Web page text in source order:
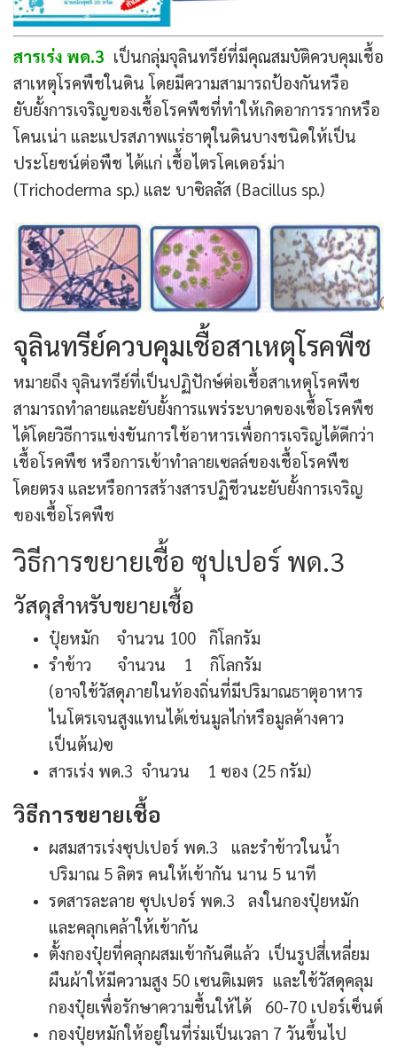
สารเร่ง พด.3 เป็นกลุ่มจุลินทรีย์ที่มีคุณสมบัติควบคุมเชื้อ
สาเหตุโรคพืชในดิน โดยมีความสามารถป้องกันหรือ
ยับยั้งการเจริญของเชื้อโรคพืชที่ทำให้เกิดอาการรากหรือ
โคนเน่า และแปรสภาพแร่ธาตุในดินบางชนิดให้เป็น
ประโยชน์ต่อพืช ได้แก่ เชื้อไตรโคเดอร์ม่า
(Trichoderma sp.) และ บาซิลลัส (Bacillus sp.)
จุลินทรีย์ควบคุมเชื้อสาเหตุโรคพืช
หมายถึง จุลินทรีย์ที่เป็นปฏิปักษ์ต่อเชื้อสาเหตุโรคพืช
สามารถทำลายและยับยั้งการแพร่ระบาดของเชื้อโรคพืช
ได้โดยวิธีการแข่งขันการใช้อาหารเพื่อการเจริญได้ดีกว่า
เชื้อโรคพืช หรือการเข้าทำลายเซลล์ของเชื้อโรคพืช
โดยตรง และหรือการสร้างสารปฏิชีวนะยับยั้งการเจริญ
ของเชื้อโรคพืช
วิธีการขยายเชื้อ ซุปเปอร์ พด.3
วัสดุสำหรับขยายเชื้อ
ปุ๋ยหมัก จำนวน 100 กิโลกรัม
รำข้าว จำนวน 1 กิโลกรัม
(อาจใช้วัสดุภายในท้องถิ่นที่มีปริมาณธาตุอาหาร
ไนโตรเจนสูงแทนได้เช่นมูลไก่หรือมูลค้างคาว
เป็นต้น)ฃ
สารเร่ง พด.3 จำนวน 1 ซอง (25 กรัม)
วิธีการขยายเชื้อ
ผสมสารเร่งซุปเปอร์ พด.3 และรำข้าวในน้ำ
ปริมาณ 5 ลิตร คนให้เข้ากัน นาน 5 นาที
รดสารละลาย ซุปเปอร์ พด.3 ลงในกองปุ๋ยหมัก
และคลุกเคล้าให้เข้ากัน
ตั้งกองปุ๋ยที่คลุกผสมเข้ากันดีแล้ว เป็นรูปสี่เหลี่ยม
ผืนผ้าให้มีความสูง 50 เซนติเมตร และใช้วัสดุคลุม
กองปุ๋ยเพื่อรักษาความชื้นให้ได้ 60-70 เปอร์เซ็นต์
กองปุ๋ยหมักให้อยู่ในที่ร่มเป็นเวลา 7 วันขึ้นไป